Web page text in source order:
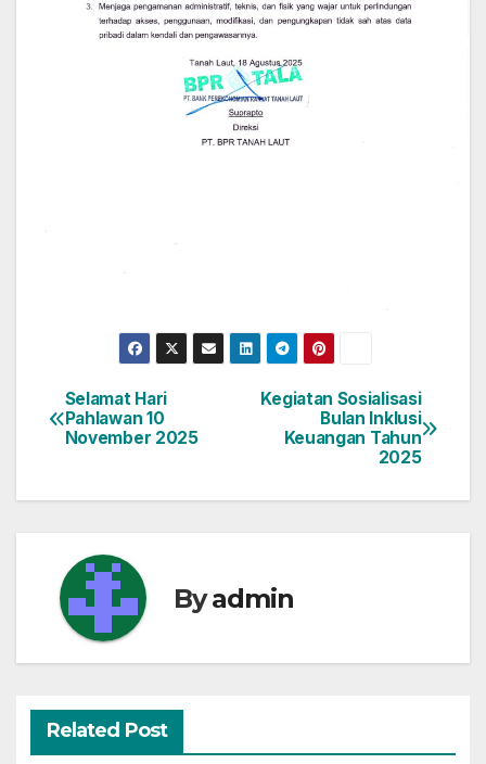
Navigasi
pos
Kegiatan Sosialisasi
Bulan Inklusi
Keuangan Tahun
2025
Selamat Hari
Pahlawan 10
November 2025
Byadmin
Related Post